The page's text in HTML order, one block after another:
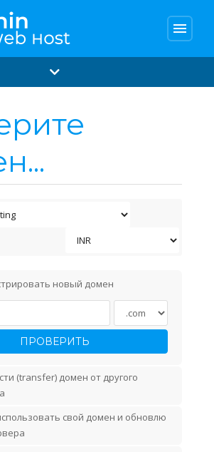
menu
новый домен
ПРОВЕРИТЬ
(transfer) домен от другого
свой домен и обновлю